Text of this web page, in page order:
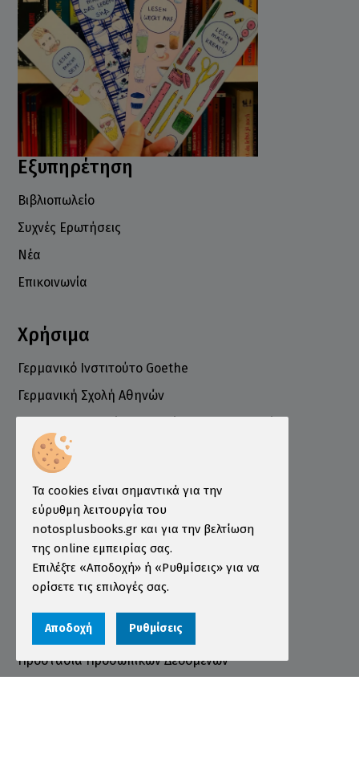
Εξυπηρέτηση
Βιβλιοπωλείο
Συχνές Ερωτήσεις
Νέα
Επικοινωνία
Χρήσιμα
Γερμανικό Ινστιτούτο Goethe
Γερμανική Σχολή Αθηνών
Επιμελητήριο
Ινστιτούτο ÖSD Ελλάδας
Πληροφορίες
Τρόποι Παραγγελίας
Τρόποι Πληρωμής
Τρόποι Αποστολής
Όροι χρήσης
Προστασία Προσωπικών Δεδομένων
Τα cookies είναι σημαντικά για την
εύρυθμη λειτουργία του
notosplusbooks.gr και για την βελτίωση
της online εμπειρίας σας.
Επιλέξτε «Αποδοχή» ή «Ρυθμίσεις» για να
ορίσετε τις επιλογές σας.
Αποδοχή Ρυθμίσεις